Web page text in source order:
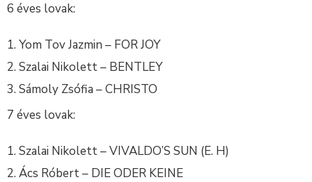
6 éves lovak:
Yom Tov Jazmin – FOR JOY
Szalai Nikolett – BENTLEY
Sámoly Zsófia – CHRISTO
7 éves lovak:
Szalai Nikolett – VIVALDO’S SUN (E. H)
Ács Róbert – DIE ODER KEINE